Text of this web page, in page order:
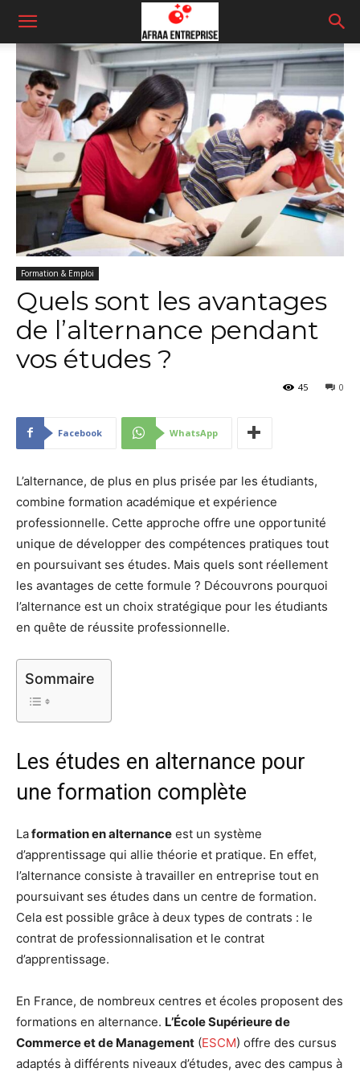
Formation & Emploi
Quels sont les avantages
de l’alternance pendant
vos études ?
0
45
Facebook WhatsApp
L’alternance, de plus en plus prisée par les étudiants,
combine formation académique et expérience
professionnelle. Cette approche offre une opportunité
unique de développer des compétences pratiques tout
en poursuivant ses études. Mais quels sont réellement
les avantages de cette formule ? Découvrons pourquoi
l’alternance est un choix stratégique pour les étudiants
en quête de réussite professionnelle.
Sommaire
Les études en alternance pour
une formation complète
Laformation en alternance est un système
d’apprentissage qui allie théorie et pratique. En effet,
l’alternance consiste à travailler en entreprise tout en
poursuivant ses études dans un centre de formation.
Cela est possible grâce à deux types de contrats : le
contrat de professionnalisation et le contrat
d’apprentissage.
En France, de nombreux centres et écoles proposent des
formations en alternance. L’École Supérieure de
Commerce et de Management (ESCM) offre des cursus
adaptés à différents niveaux d’études, avec des campus à